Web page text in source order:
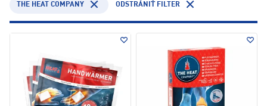
THE HEAT COMPANY ODSTRÁNIŤ FILTER